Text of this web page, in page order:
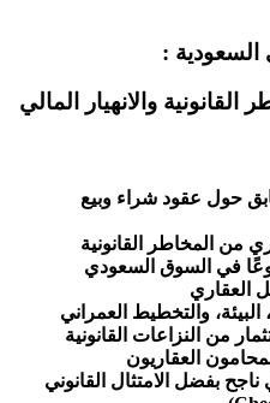
السعودية :
والانهيار المالي
حول عقود شراء وبيع
من المخاطر القانونية
في السوق السعودي
العقاري
البيئة، والتخطيط العمراني
من النزاعات القانونية
العقاريون
بفضل الامتثال القانوني